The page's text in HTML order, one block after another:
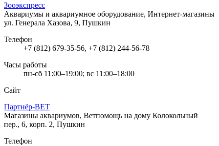
Зооэкспресс
Аквариумы и аквариумное оборудование, Интернет-магазины
ул. Генерала Хазова, 9, Пушкин
Телефон
+7 (812) 679-35-56, +7 (812) 244-56-78
Часы работы
пн-сб 11:00–19:00; вс 11:00–18:00
Сайт
Партнёр-ВЕТ
Магазины аквариумов, Ветпомощь на дому Колокольный
пер., 6, корп. 2, Пушкин
Телефон